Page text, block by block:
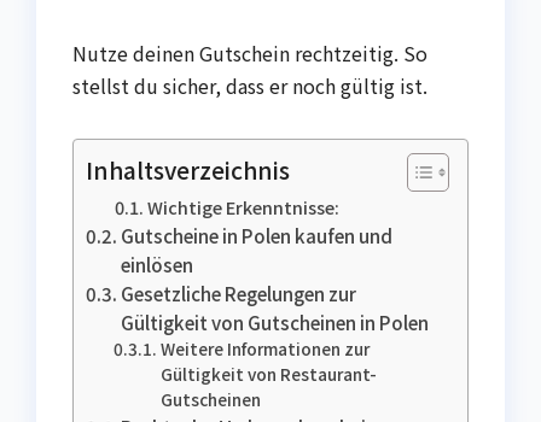
Nutze deinen Gutschein rechtzeitig. So
stellst du sicher, dass er noch gültig ist.
Inhaltsverzeichnis
Wichtige Erkenntnisse:
Gutscheine in Polen kaufen und
einlösen
Gesetzliche Regelungen zur
Gültigkeit von Gutscheinen in Polen
Weitere Informationen zur
Gültigkeit von Restaurant-
Gutscheinen